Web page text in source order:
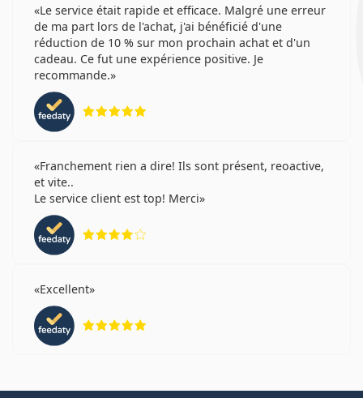
Le service était rapide et efficace. Malgré une erreur
de ma part lors de l'achat, j'ai bénéficié d'une
réduction de 10 % sur mon prochain achat et d'un
cadeau. Ce fut une expérience positive. Je
recommande.
Franchement rien a dire! Ils sont présent, reoactive,
et vite..
Le service client est top! Merci
Excellent